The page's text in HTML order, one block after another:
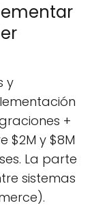
y
+
$2M y $8M
La parte
sistemas